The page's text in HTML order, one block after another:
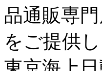
品通販専
をご提供